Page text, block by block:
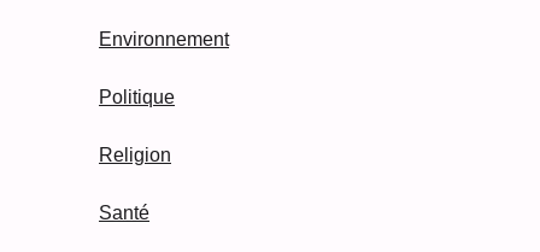
Environnement
Politique
Religion
Santé